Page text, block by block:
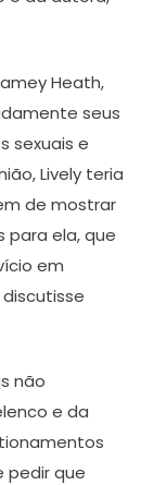
Heath,
seus
sexuais e
Lively teria
de mostrar
para ela, que
em
não
e da
pedir que